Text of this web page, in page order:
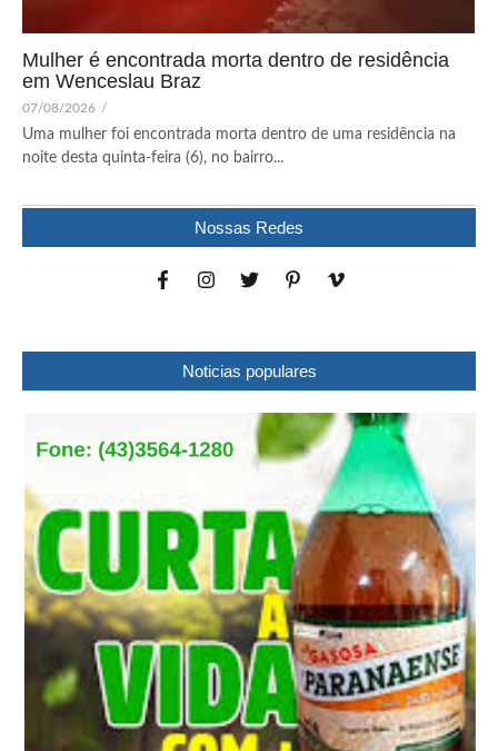
Mulher é encontrada morta dentro de residência
em Wenceslau Braz
07/08/2026 /
Uma mulher foi encontrada morta dentro de uma residência na
noite desta quinta-feira (6), no bairro...
Nossas Redes
Noticias populares